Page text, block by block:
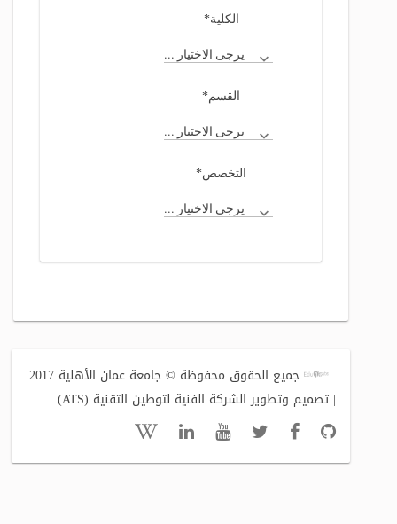
الكلية*
يرجى الاختيار ...
القسم*
يرجى الاختيار ...
التخصص*
يرجى الاختيار ...
جميع الحقوق محفوظة © جامعة عمان الأهلية 2017
| تصميم وتطوير الشركة الفنية لتوطين التقنية (ATS)